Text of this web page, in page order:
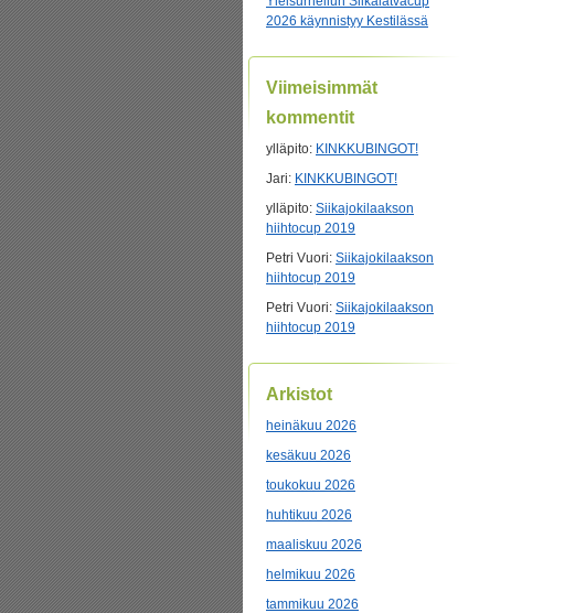
2026 käynnistyy Kestilässä
Viimeisimmät
kommentit
ylläpito: KINKKUBINGOT!
Jari: KINKKUBINGOT!
ylläpito: Siikajokilaakson
hiihtocup 2019
Petri Vuori: Siikajokilaakson
hiihtocup 2019
Petri Vuori: Siikajokilaakson
hiihtocup 2019
Arkistot
heinäkuu 2026
kesäkuu 2026
toukokuu 2026
huhtikuu 2026
maaliskuu 2026
helmikuu 2026
tammikuu 2026